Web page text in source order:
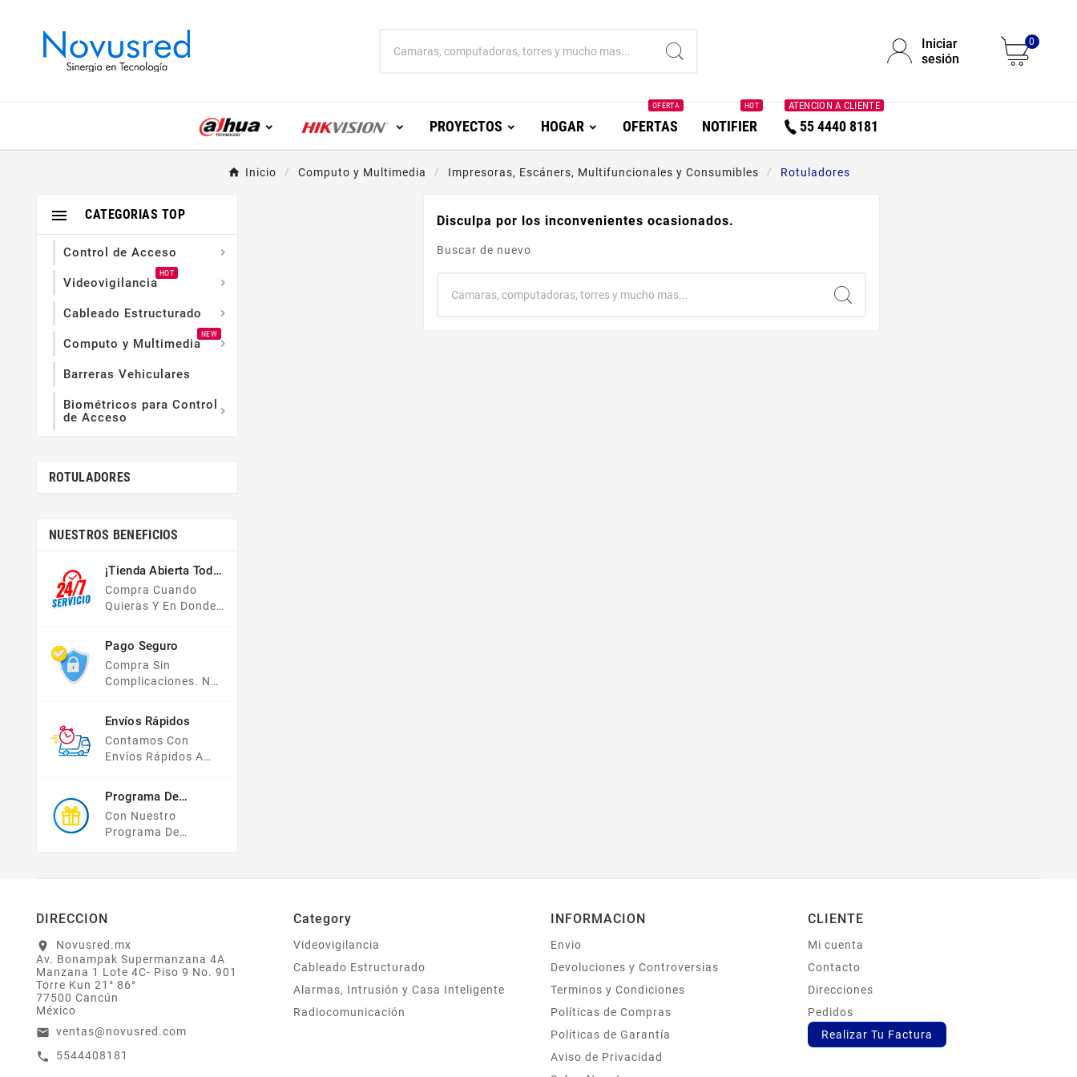
Iniciar
sesión
0
PROYECTOS HOGAR OFERTAS
OFERTA
NOTIFIER
HOT
55 4440 8181
ATENCION A CLIENTE
Inicio Computo y Multimedia Impresoras, Escáners, Multifuncionales y Consumibles Rotuladores
CATEGORIAS TOP

Control de Acceso 
Videovigilancia
HOT

Cableado Estructurado 
Computo y Multimedia
NEW

Barreras Vehiculares
Biométricos para Control
de Acceso

ROTULADORES
NUESTROS BENEFICIOS
¡Tienda Abierta Todo
El Año!
Compra Cuando
Quieras Y En Donde
Tienda En Línea Está
Disponible Las 24
Hrs Del Día, Los 7
Días De La Semana.
Pago Seguro
Compra Sin
Complicaciones. No
Pago, Todas Tus
Compras Y Tus
Datos Están
Protegidos Con
Envíos Rápidos
Contamos Con
Envíos Rápidos A
Programa De
Recompensas
Con Nuestro
Programa De
Bonifican A Tu
Electrónico El 1% Del
Total De Tu Compra,
El Cuál Podrás
Utilizar A Partir De
O Acumularlos.
Disculpa por los inconvenientes ocasionados.
Buscar de nuevo
DIRECCION
location_on
Novusred.mx
Av. Bonampak Supermanzana 4A
Manzana 1 Lote 4C- Piso 9 No. 901
Torre Kun 21° 86°
77500 Cancún
México
email ventas@novusred.com
call 5544408181
Category
Videovigilancia
Cableado Estructurado
Alarmas, Intrusión y Casa Inteligente
Radiocomunicación
INFORMACION
Envio
Devoluciones y Controversias
Terminos y Condiciones
Políticas de Compras
Políticas de Garantía
Aviso de Privacidad
CLIENTE
Mi cuenta
Contacto
Direcciones
Pedidos
Realizar Tu Factura